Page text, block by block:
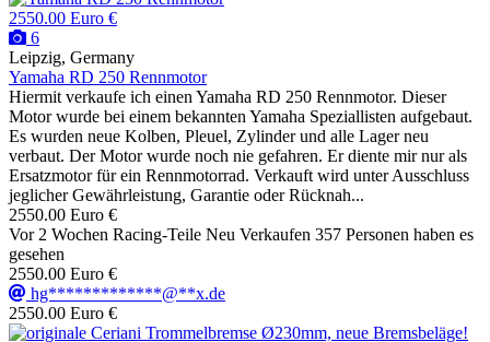
2550.00 Euro €
6
Leipzig, Germany
Yamaha RD 250 Rennmotor
Hiermit verkaufe ich einen Yamaha RD 250 Rennmotor. Dieser
Motor wurde bei einem bekannten Yamaha Speziallisten aufgebaut.
Es wurden neue Kolben, Pleuel, Zylinder und alle Lager neu
verbaut. Der Motor wurde noch nie gefahren. Er diente mir nur als
Ersatzmotor für ein Rennmotorrad. Verkauft wird unter Ausschluss
jeglicher Gewährleistung, Garantie oder Rücknah...
2550.00 Euro €
Vor 2 Wochen Racing-Teile Neu Verkaufen 357 Personen haben es
gesehen
2550.00 Euro €
hg*************@**x.de
2550.00 Euro €